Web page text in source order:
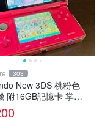
303
New 3DS 桃粉色
附16GB記憶卡 掌上
主機 收藏熱門